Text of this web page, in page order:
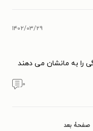
۱۴۰۲/۰۳/۲۹
را به مانشان می دهند
۰
صفحۀ بعد